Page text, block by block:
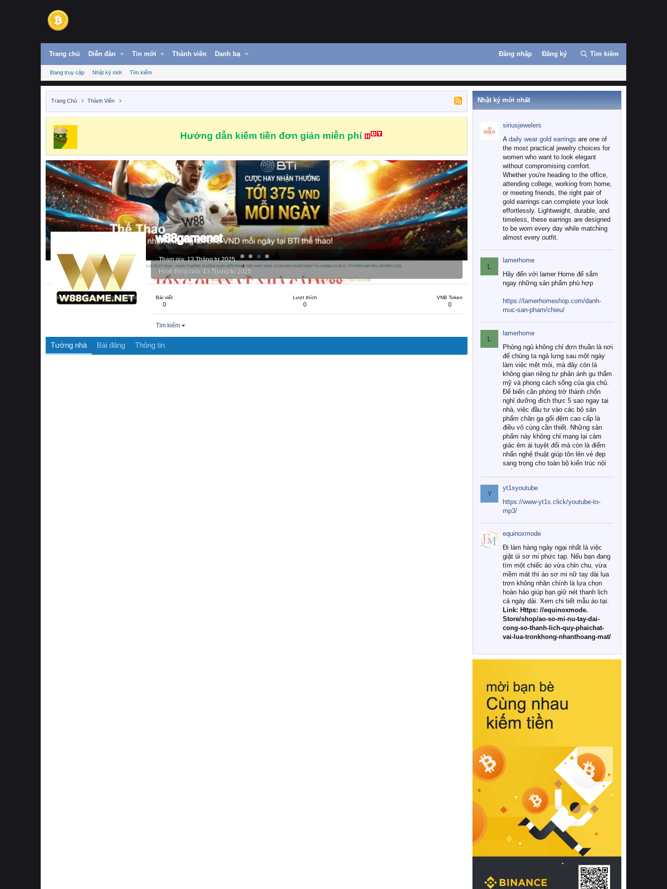
Trang chủ Diễn đàn Tin mới Thành viên Danh bạ Đăng nhập Đăng ký Tìm kiếm
Đang truy cập Nhật ký mới Tìm kiếm
Trang Chủ Thành Viên
Hướng dẫn kiếm tiền đơn giản miễn phí
w88gamenet
Tham gia 13 Tháng tư 2025
Hoạt động cuối 13 Tháng tư 2025
Bài viết
0
Lượt thích
0
VNB Token
0
Tìm kiếm
Tường nhà Bài đăng Thông tin
Nhật ký mới nhất
siriusjewelers
A daily wear gold earrings are one of
the most practical jewelry choices for
women who want to look elegant
without compromising comfort.
Whether you're heading to the office,
attending college, working from home,
or meeting friends, the right pair of
gold earrings can complete your look
effortlessly. Lightweight, durable, and
timeless, these earrings are designed
to be worn every day while matching
almost every outfit.
L
lamerhome
Hãy đến với lamer Home để sắm
ngay những sản phẩm phù hợp
https://lamerhomeshop.com/danh-
muc-san-pham/chieu/
L
lamerhome
Phòng ngủ không chỉ đơn thuần là nơi
để chúng ta ngả lưng sau một ngày
làm việc mệt mỏi, mà đây còn là
không gian riêng tư phản ánh gu thẩm
mỹ và phong cách sống của gia chủ.
Để biến căn phòng trở thành chốn
nghỉ dưỡng đích thực 5 sao ngay tại
nhà, việc đầu tư vào các bộ sản
phẩm chăn ga gối đệm cao cấp là
điều vô cùng cần thiết. Những sản
phẩm này không chỉ mang lại cảm
giác êm ái tuyệt đối mà còn là điểm
nhấn nghệ thuật giúp tôn lên vẻ đẹp
sang trọng cho toàn bộ kiến trúc nội
Tuy nhiên, giữa thị trường đa dạng
với vô vàn thương hiệu và mẫu mã
như hiện nay, làm thế nào để chọn
được những bộ chăn ga gối đệm cao
cấp thực sự chất lượng, phù hợp với
khí hậu và nhu cầu sử dụng của gia
đình? Hãy cùng chúng tôi đi tìm lời
giải đáp chi tiết qua bài viết dưới đây.
1. Tại sao các gia đình hiện đại lại ưa
chuộng chăn ga gối đệm cao cấp?
Khác với các dòng sản phẩm thông
thường, những bộ chăn ga gối đệm
cao cấp trải qua quy trình sản xuất
nghiêm ngặt từ khâu chọn lọc nguyên
liệu tự nhiên đến công nghệ dệt
nhuộm hiện đại không chứa hóa chất
này, bạn sẽ cảm nhận rõ rệt sự khác
hồi chuẩn xác của phần đệm nâng đỡ
cột sống.
Bên cạnh đó, việc lựa chọn các dòng
sản phẩm đạt chuẩn chất lượng quốc
tế còn giúp ngăn ngừa tình trạng kích
khuẩn và nấm mốc trong điều kiện
thời tiết nóng ẩm. Bạn có thể tìm hiểu
thêm các nghiên cứu khoa học về tác
động của giấc ngủ và môi trường
phòng ngủ đối với sức khỏe con
người tại Sleep Foundation (External
Link) để có cái nhìn toàn diện hơn.
2. Các tiêu chí vàng khi lựa chọn
chăn ga gối đệm cao cấp cho phòng
ngủ
Để sở hữu một bộ chăn ga gối đệm
cao cấp hoàn hảo cả về thẩm mỹ lẫn
công năng, người tiêu dùng cần cân
nhắc kỹ lưỡng các tiêu chí quan trọng
Y
yt1syoutube
https://www-yt1s.click/youtube-to-
mp3/
equinoxmode
Đi làm hàng ngày ngại nhất là việc
giặt ủi sơ mi phức tạp. Nếu bạn đang
tìm một chiếc áo vừa chỉn chu, vừa
mềm mát thì áo sơ mi nữ tay dài lụa
trơn không nhăn chính là lựa chọn
hoàn hảo giúp bạn giữ nét thanh lịch
cả ngày dài. Xem chi tiết mẫu áo tại:
Link: Https: //equinoxmode.
Store/shop/ao-so-mi-nu-tay-dai-
cong-so-thanh-lich-quy-phaichat-
vai-lua-tronkhong-nhanthoang-mat/